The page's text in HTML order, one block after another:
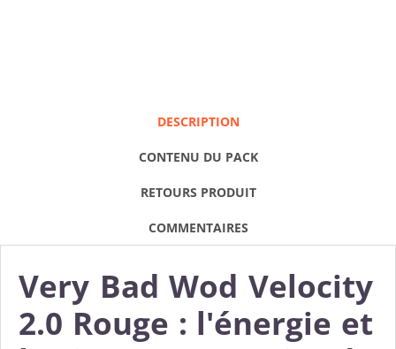
DESCRIPTION
CONTENU DU PACK
RETOURS PRODUIT
COMMENTAIRES
Very Bad Wod Velocity
2.0 Rouge : l'énergie et